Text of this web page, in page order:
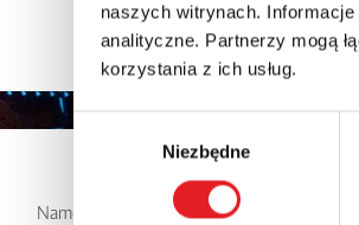
naszych witrynach.
analityczne. Partnerzy mogą
korzystania z ich usług.
NiezbędneAsk for the
Name: *